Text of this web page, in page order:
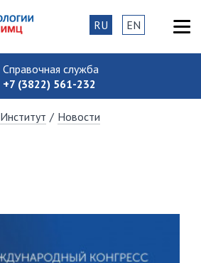
Справочная служба
+7 (3822) 561-232
RU EN
Институт / Новости